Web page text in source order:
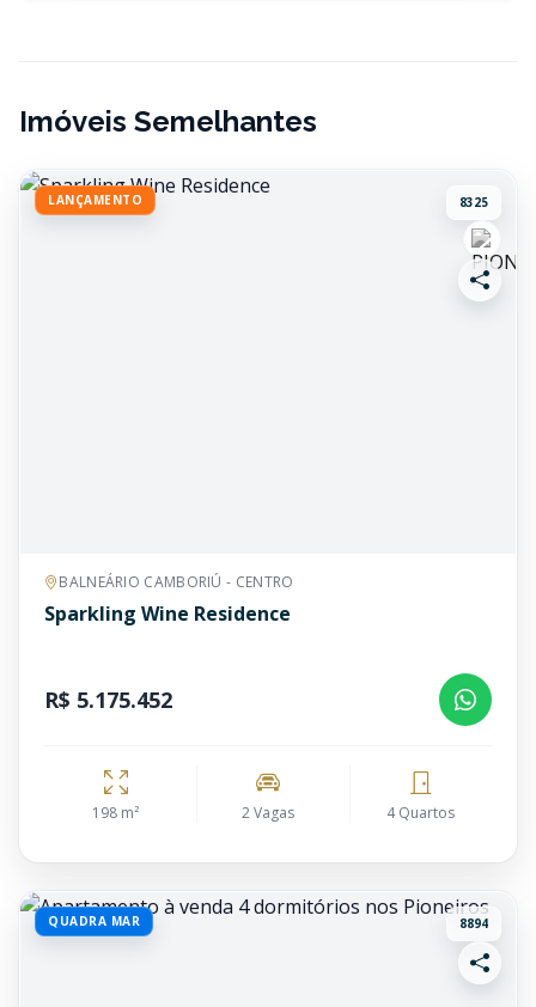
Imóveis Semelhantes
LANÇAMENTO 8325
BALNEÁRIO CAMBORIÚ - CENTRO
Sparkling Wine Residence
R$ 5.175.452
198 m² 2 Vagas 4 Quartos
QUADRA MAR 8894